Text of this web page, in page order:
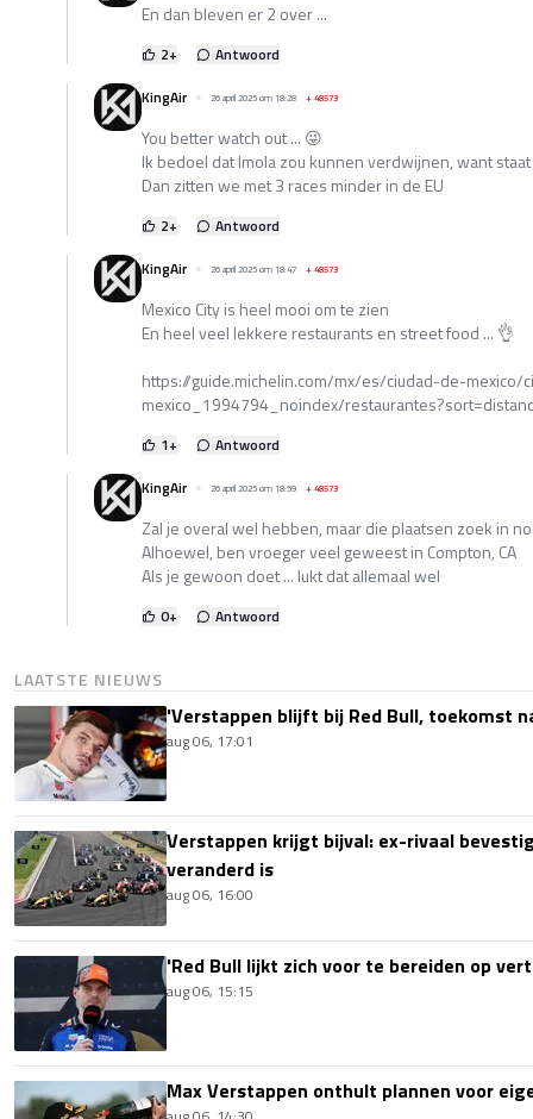
En dan bleven er 2 over ...
2+
Antwoord
KingAir
26 april 2025 om 18:28 +48573
You better watch out ... 😜
Ik bedoel dat Imola zou kunnen verdwijnen, want
Dan zitten we met 3 races minder in de EU
2+
Antwoord
KingAir
26 april 2025 om 18:47 +48573
Mexico City is heel mooi om te zien
En heel veel lekkere restaurants en street food ... 👌
https://guide.michelin.com/mx/es/ciudad-de-mexico/
mexico_1994794_noindex/
1+
Antwoord
KingAir
26 april 2025 om 18:59 +48573
Zal je overal wel hebben, maar die plaatsen zoek in
Alhoewel, ben vroeger veel geweest in Compton, CA
Als je gewoon doet ... lukt dat allemaal wel
0+ Antwoord
LAATSTE NIEUWS
'Verstappen blijft bij Red Bull, toekomst
aug 06, 17:01
Verstappen krijgt bijval: ex-rivaal
veranderd is
aug 06, 16:00
'Red Bull lijkt zich voor te bereiden op
aug 06, 15:15
Max Verstappen onthult plannen voor